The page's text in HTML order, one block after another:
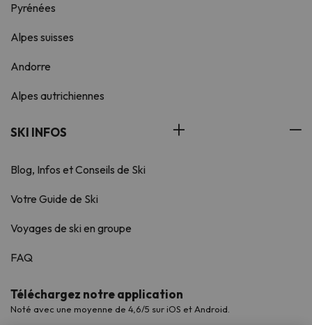
Pyrénées
Alpes suisses
Andorre
Alpes autrichiennes
SKI INFOS
Blog, Infos et Conseils de Ski
Votre Guide de Ski
Voyages de ski en groupe
FAQ
Téléchargez notre application
Noté avec une moyenne de 4,6/5 sur iOS et Android.